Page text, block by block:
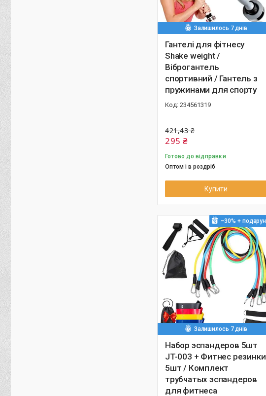
Залишилось 7 днів
Гантелі для фітнесу
Shake weight /
Віброгантель
спортивний / Гантель з
пружинами для спорту
234561319
421,43 ₴
295 ₴
Готово до відправки
Оптом і в роздріб
Купити
–30%
Залишилось 7 днів
Набор эспандеров 5шт
JT-003 + Фитнес резинки
5шт / Комплект
трубчатых эспандеров
для фитнеса